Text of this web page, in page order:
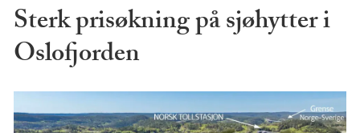
Sterk prisøkning på sjøhytter i
Oslofjorden